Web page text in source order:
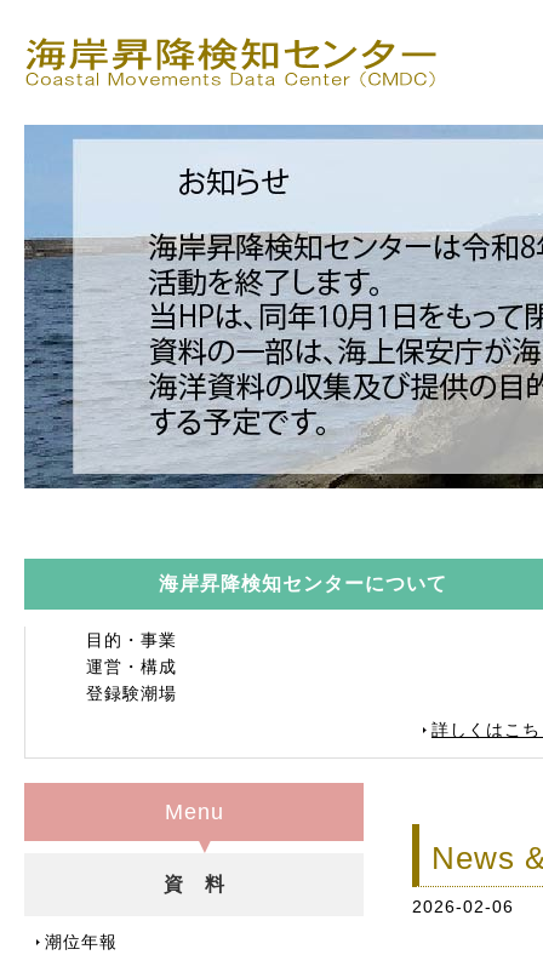
海岸昇降検知センターについて
目的・事業
運営・構成
登録験潮場
詳しくはこ
News
2026-02-06
Menu
資 料
潮位年報